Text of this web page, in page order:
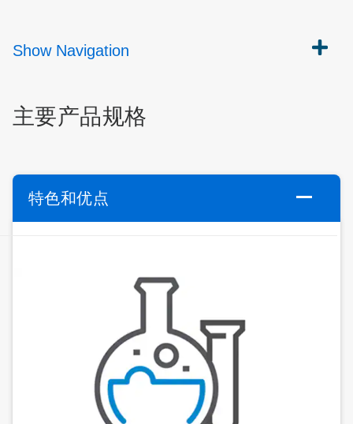
Show Navigation
主要产品规格
特色和优点